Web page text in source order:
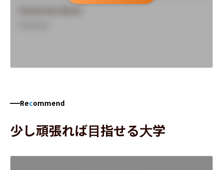
Recommend
少し頑張れば目指せる大学